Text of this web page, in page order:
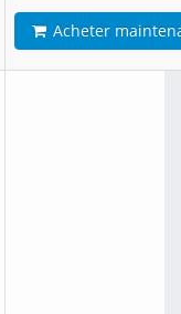
Acheter